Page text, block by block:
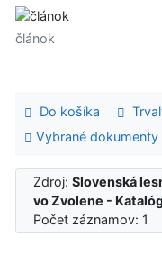
článok
Do košíka
Vybrané dokumenty
Zdroj:Slovenská
vo Zvolene -
Počet záznamov: 1